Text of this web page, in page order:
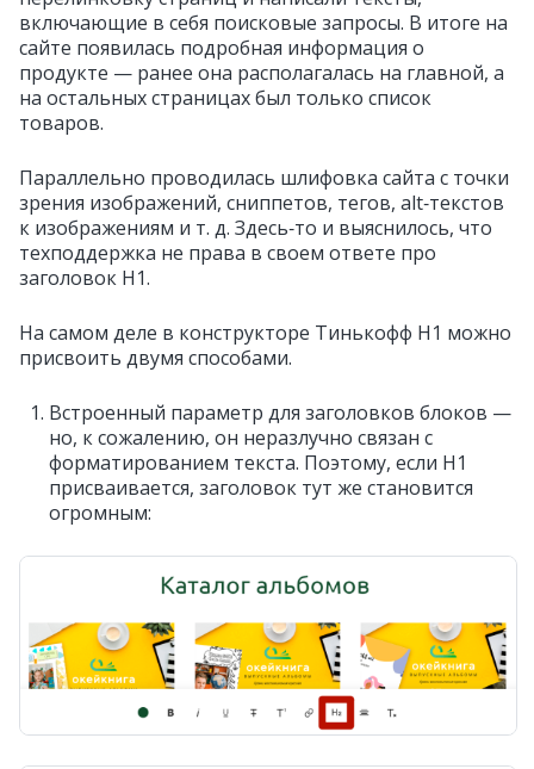
включающие в себя поисковые запросы. В итоге на
сайте появилась подробная информация о
продукте — ранее она располагалась на главной, а
на остальных страницах был только список
товаров.
Параллельно проводилась шлифовка сайта с точки
зрения изображений, сниппетов, тегов, alt‑текстов
к изображениям и т. д. Здесь‑то и выяснилось, что
техподдержка не права в своем ответе про
заголовок Н1.
На самом деле в конструкторе Тинькофф Н1 можно
присвоить двумя способами.
Встроенный параметр для заголовков блоков —
но, к сожалению, он неразлучно связан с
форматированием текста. Поэтому, если Н1
присваивается, заголовок тут же становится
огромным: